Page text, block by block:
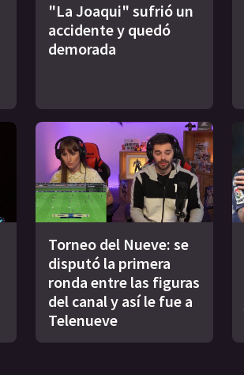
"La Joaqui" sufrió un
accidente y quedó
demorada
Torneo del Nueve: se
disputó la primera
ronda entre las figuras
del canal y así le fue a
Telenueve